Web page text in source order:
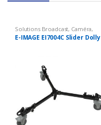
Solutions Broadcast, Caméra,
Accessoires Caméra,Support
E-IMAGE EI7004C Slider Dolly